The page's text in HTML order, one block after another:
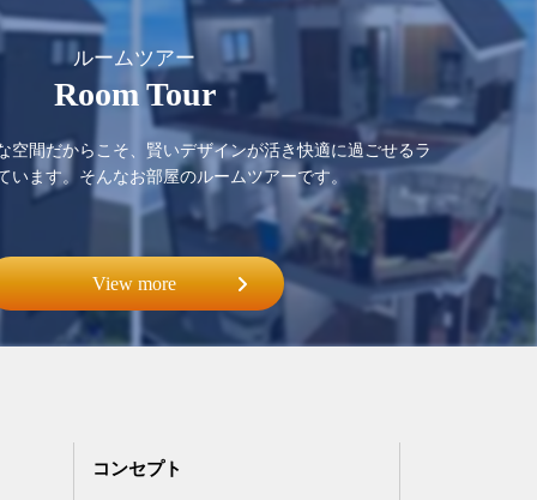
View more
ルームツアー
Room Tour
空間だからこそ、賢いデザインが活き快適に過ごせるラ
います。そんなお部屋のルームツアーです。
コンセプト